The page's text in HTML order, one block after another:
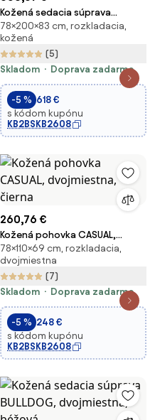
Kožená sedacia súprava
SENATOR, trojmiestna, čierna
78×200×83 cm, rozkladacia,
kožená
(5)
Skladom
Doprava zadarmo
-5 % 618 €
s kódom kupónu
KB2BSKB2608
260,76 €
Kožená pohovka CASUAL,
dvojmiestna, čierna
78×110×69 cm, rozkladacia,
dvojmiestna
(7)
Skladom
Doprava zadarmo
-5 % 248 €
s kódom kupónu
KB2BSKB2608